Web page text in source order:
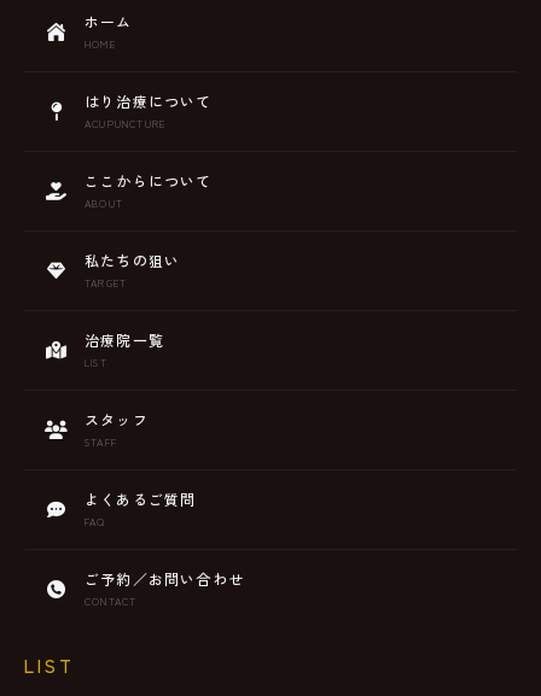
ホーム
HOME
はり治療について
ACUPUNCTURE
ここからについて
ABOUT
私たちの狙い
TARGET
治療院一覧
LIST
スタッフ
STAFF
よくあるご質問
FAQ
ご予約／お問い合わせ
CONTACT
LIST